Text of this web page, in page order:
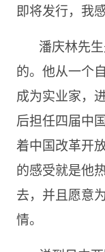
即将发行，我
潘庆林先
的。他从一个
成为实业家，
后担任四届中
着中国改革开
的感受就是他
去，并且愿意
情。